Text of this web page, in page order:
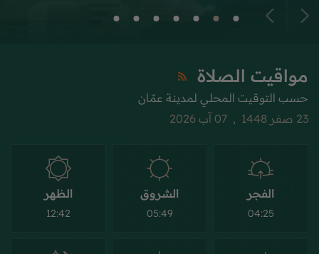
مواقيت الصلاة
حسب التوقيت المحلي لمدينة عمّان
23 صفر 1448 , 07 آب 2026
الفجر
04:25
الشروق
05:49
الظهر
12:42